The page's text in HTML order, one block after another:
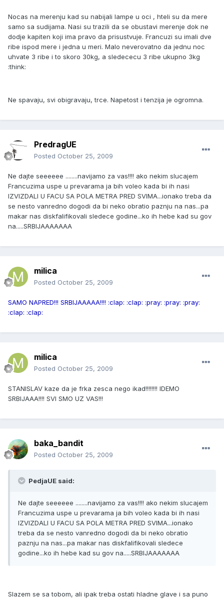
Nocas na merenju kad su nabijali lampe u oci , hteli su da mere
samo sa sudijama. Nasi su trazili da se obustavi merenje dok ne
dodje kapiten koji ima pravo da prisustvuje. Francuzi su imali dve
ribe ispod mere i jedna u meri. Malo neverovatno da jednu noc
uhvate 3 ribe i to skoro 30kg, a sledececu 3 ribe ukupno 3kg
:think:
Ne spavaju, svi obigravaju, trce. Napetost i tenzija je ogromna.
PredragUE
Posted October 25, 2009
Ne dajte seeeeee ........navijamo za vas!!!! ako nekim slucajem
Francuzima uspe u prevarama ja bih voleo kada bi ih nasi
IZVIZDALI U FACU SA POLA METRA PRED SVIMA...ionako treba da
se nesto vanredno dogodi da bi neko obratio paznju na nas...pa
makar nas diskfalifikovali sledece godine...ko ih hebe kad su gov
na.....SRBIJAAAAAAA
milica
Posted October 25, 2009
SAMO NAPRED!!! SRBIJAAAAA!!!! :clap: :clap: :pray: :pray: :pray:
:clap: :clap:
milica
Posted October 25, 2009
STANISLAV kaze da je frka zesca nego ikad!!!!!!!! IDEMO
SRBIJAAA!!!! SVI SMO UZ VAS!!!
baka_bandit
Posted October 25, 2009
PedjaUE said:
Ne dajte seeeeee ........navijamo za vas!!!! ako nekim slucajem
Francuzima uspe u prevarama ja bih voleo kada bi ih nasi
IZVIZDALI U FACU SA POLA METRA PRED SVIMA...ionako
treba da se nesto vanredno dogodi da bi neko obratio
paznju na nas...pa makar nas diskfalifikovali sledece
godine...ko ih hebe kad su gov na.....SRBIJAAAAAAA
Slazem se sa tobom, ali ipak treba ostati hladne glave i sa puno